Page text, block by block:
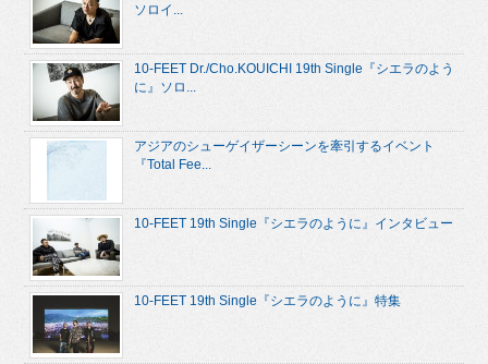
ソロイ...
10-FEET Dr./Cho.KOUICHI 19th Single『シエラのよう
に』ソロ...
アジアのシューゲイザーシーンを牽引するイベント
『Total Fee...
10-FEET 19th Single『シエラのように』インタビュー
10-FEET 19th Single『シエラのように』特集